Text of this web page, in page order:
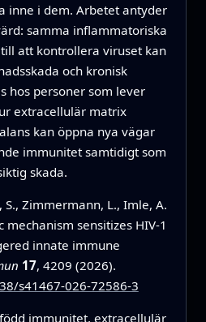
inne i dem. Arbetet antyder
samma inflammatoriska
att kontrollera viruset kan
och kronisk
hos personer som lever
extracellulär matrix
kan öppna nya vägar
immunitet samtidigt som
skada.
S., Zimmermann, L., Imle, A.
mechanism sensitizes HIV-1
innate immune
17, 4209 (2026).
s41467-026-72586-3
immunitet, extracellulär